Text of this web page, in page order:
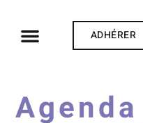
ADHÉRER
Agenda